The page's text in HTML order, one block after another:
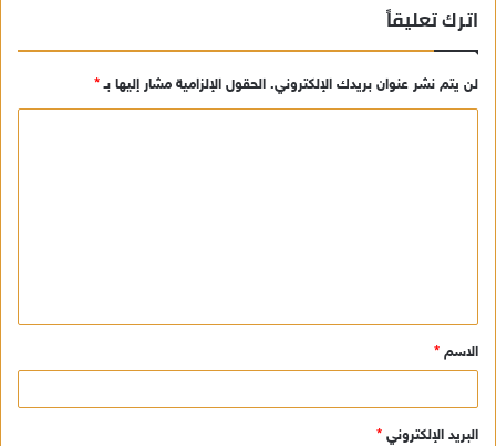
اترك تعليقاً
لن يتم نشر عنوان بريدك الإلكتروني. الحقول الإلزامية مشار إليها بـ*
ق
*
الاسم *
البريد الإلكتروني *